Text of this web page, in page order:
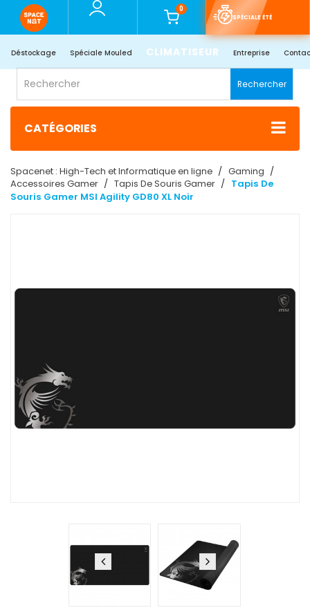
0
SPÉCIALE ÉTÉ
Déstockage Spéciale Mouled CLIMATISEUR Entreprise
Rechercher
CATÉGORIES
Spacenet : High-Tech et Informatique en ligne
Gaming
Accessoires Gamer
Tapis De Souris Gamer
Tapis De
Souris Gamer MSI Agility GD80 XL Noir